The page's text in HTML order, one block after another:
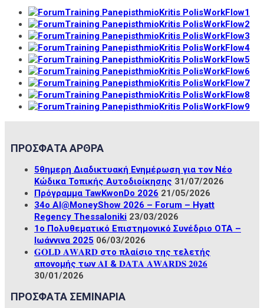
ΠΡΟΣΦΑΤΑ ΑΡΘΡΑ
5θημερη Διαδικτυακή Ενημέρωση για τον Νέο
Κώδικα Τοπικής Αυτοδιοίκησης 31/07/2026
Πρόγραμμα TawKwonDo 2026 21/05/2026
34ο ΑΙ@MoneyShow 2026 – Forum – Hyatt
Regency Thessaloniki 23/03/2026
1ο Πολυθεματικό Επιστημονικό Συνέδριο ΟΤΑ –
Ιωάννινα 2025 06/03/2026
𝐆𝐎𝐋𝐃 𝐀𝐖𝐀𝐑𝐃 στο πλαίσιο της τελετής
απονομής των 𝐀𝐈 & 𝐃𝐀𝐓𝐀 𝐀𝐖𝐀𝐑𝐃𝐒 𝟐𝟎𝟐𝟔
30/01/2026
ΠΡΟΣΦΑΤΑ ΣΕΜΙΝΑΡΙΑ